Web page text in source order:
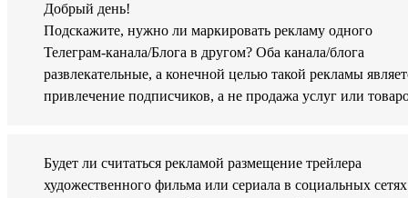
Добрый день!
Подскажите, нужно ли маркировать рекламу одного
Телеграм-канала/Блога в другом? Оба канала/блога
развлекательные, а конечной целью такой рекламы
привлечение подписчиков, а не продажа услуг или
Будет ли считаться рекламой размещение трейлера
художественного фильма или сериала в социальных